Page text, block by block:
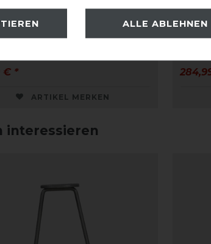
€ *
ARTIKEL MERKEN
interessieren
ALLE ABLEHNEN